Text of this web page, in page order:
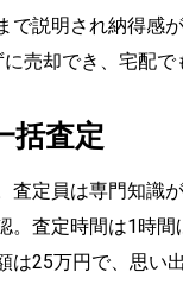
で説明され納得感
売却でき、宅配で
括査定
定員は専門知識
。査定時間は1時
は25万円で、思い